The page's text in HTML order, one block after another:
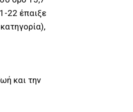
22 έπαιξε
και την